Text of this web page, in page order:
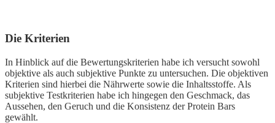
Die Kriterien
In Hinblick auf die Bewertungskriterien habe ich versucht sowohl
objektive als auch subjektive Punkte zu untersuchen. Die objektiven
Kriterien sind hierbei die Nährwerte sowie die Inhaltsstoffe. Als
subjektive Testkriterien habe ich hingegen den Geschmack, das
Aussehen, den Geruch und die Konsistenz der Protein Bars
gewählt.